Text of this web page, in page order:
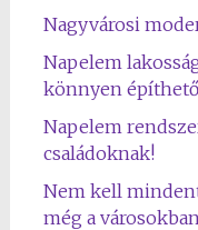
Nagyvárosi
Napelem
könnyen
Napelem
családoknak!
Nem kell
még a